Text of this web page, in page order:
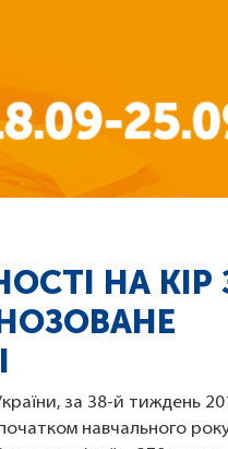
НА КІР
за 38-й тиждень
навчального